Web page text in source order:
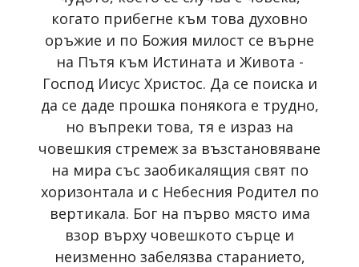
когато прибегне към това духовно
оръжие и по Божия милост се върне
на Пътя към Истината и Живота -
Господ Иисус Христос. Да се поиска и
да се даде прошка понякога е трудно,
но въпреки това, тя е израз на
човешкия стремеж за възстановяване
на мира със заобикалящия свят по
хоризонтала и с Небесния Родител по
вертикала. Бог на първо място има
взор върху човешкото сърце и
неизменно забелязва старанието,